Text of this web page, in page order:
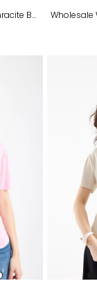
Wholesale Women's Anthracite Basic T-Shirt with Side Slits